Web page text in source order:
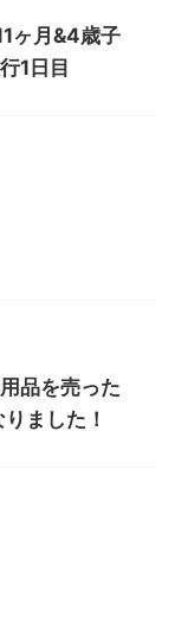
ヶ月&4歳子
1日目
品を売った
ました！